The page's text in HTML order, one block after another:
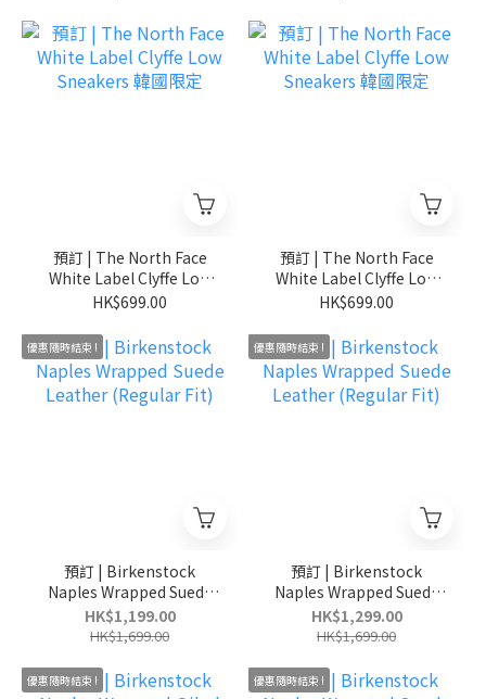
預訂 | The North Face
White Label Clyffe Low
Sneakers 韓國限定
HK$699.00
預訂 | The North Face
White Label Clyffe Low
Sneakers 韓國限定
HK$699.00
優惠隨時結束 !
預訂 | Birkenstock
Naples Wrapped Suede
Leather (Regular Fit)
HK$1,199.00
HK$1,699.00
優惠隨時結束 !
預訂 | Birkenstock
Naples Wrapped Suede
Leather (Regular Fit)
HK$1,299.00
HK$1,699.00
優惠隨時結束 ! 優惠隨時結束 !